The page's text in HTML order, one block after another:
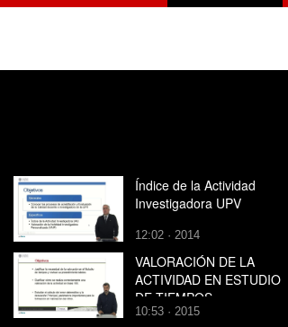
Índice de la Actividad
Investigadora UPV
12:02 · 2014
VALORACIÓN DE LA
ACTIVIDAD EN ESTUDIO
DE TIEMPOS
10:53 · 2015